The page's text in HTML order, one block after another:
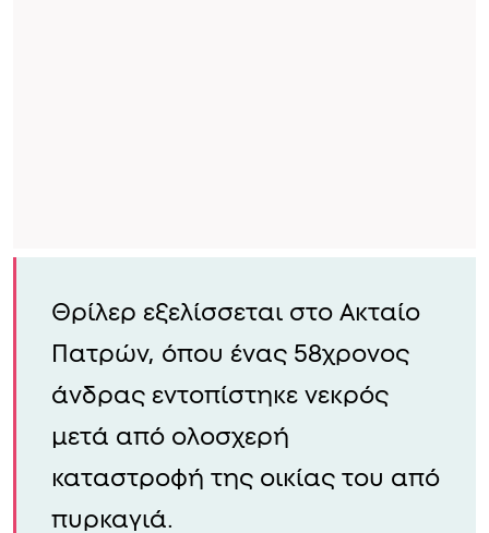
Θρίλερ εξελίσσεται στο Ακταίο
Πατρών, όπου ένας 58χρονος
άνδρας εντοπίστηκε νεκρός
μετά από ολοσχερή
καταστροφή της οικίας του από
πυρκαγιά.